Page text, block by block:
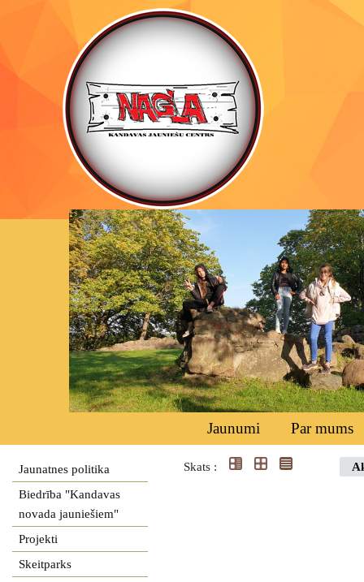
Jaunumi Par mums
Jaunatnes politika
Biedrība "Kandavas
novada jauniešiem"
Projekti
Skeitparks
Skats :